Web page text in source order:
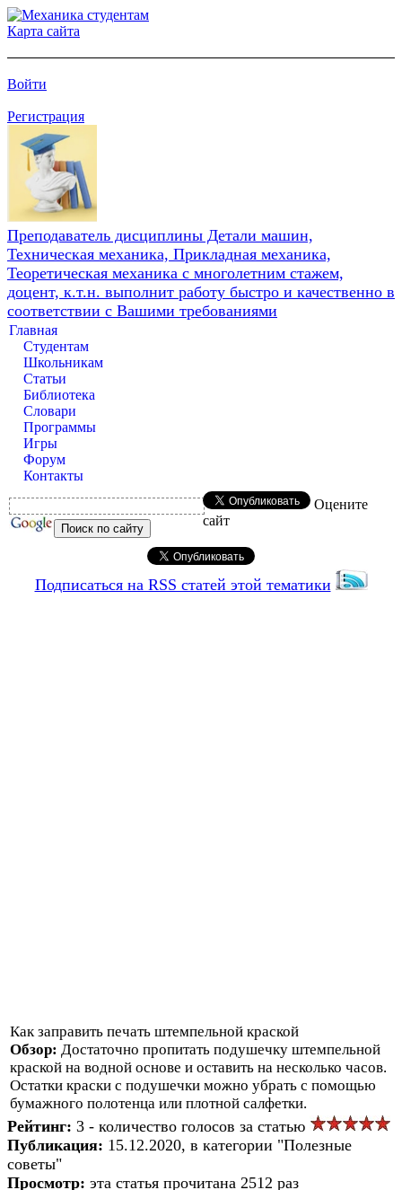
Карта сайта
Войти
Регистрация
Преподаватель дисциплины Детали машин,
Техническая механика, Прикладная механика,
Теоретическая механика с многолетним стажем,
доцент, к.т.н. выполнит работу быстро и качественно в
соответствии с Вашими требованиями
Главная
Студентам
Школьникам
Статьи
Библиотека
Словари
Программы
Игры
Форум
Контакты
Оцените
сайт
Подписаться на RSS статей этой тематики
Как заправить печать штемпельной краской
Обзор: Достаточно пропитать подушечку штемпельной
краской на водной основе и оставить на несколько часов.
Остатки краски с подушечки можно убрать с помощью
бумажного полотенца или плотной салфетки.
Рейтинг: 3 - количество голосов за статью
Публикация: 15.12.2020, в категории "Полезные
советы"
Просмотр: эта статья прочитана 2512 раз